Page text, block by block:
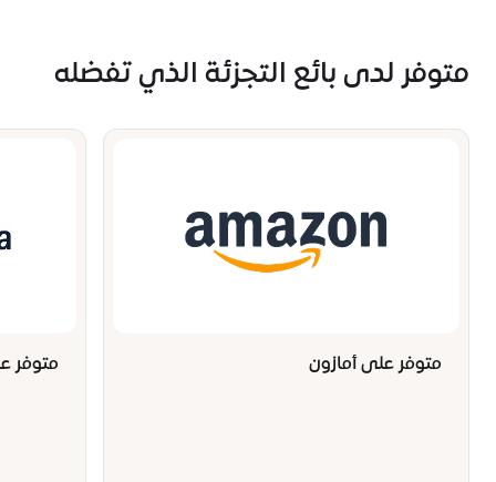
متوفر لدى بائع التجزئة الذي تفضله
متوفر على أمازون متوفر